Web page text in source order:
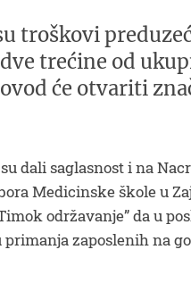
troškovi
trećine od
će otvariti
dali saglasnost i na
Medicinske škole u
održavanje” da u
zaposlenih na